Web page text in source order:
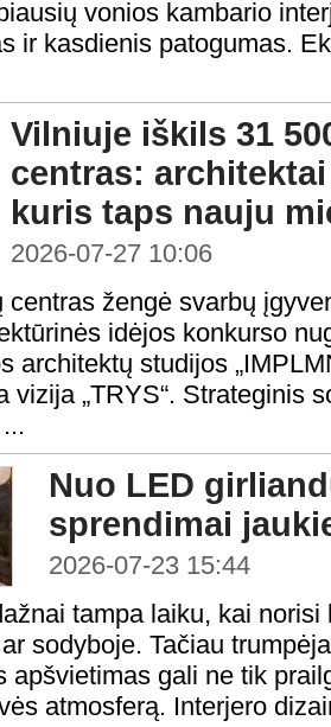
vonios kambario
ir kasdienis patogumas.
Vilniuje iškils 31
centras:
kuris taps nauju
2026-07-27 10:06
žengė svarbų
idėjos konkurso
architektų studijos
vizija „TRYS“. Strateginis
Nuo LED
sprendimai
2026-07-23 15:44
tampa laiku, kai
sodyboje. Tačiau
apšvietimas gali ne tik
atmosferą. Interjero